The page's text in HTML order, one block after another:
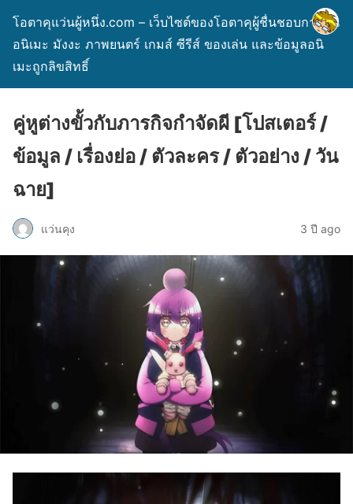
โอตาคุแว่นผู้หนึ่ง.com – เว็บไซต์ของโอตาคุผู้ชื่นชอบการ์ตูน
อนิเมะ มังงะ ภาพยนตร์ เกมส์ ซีรีส์ ของเล่น และข้อมูลอนิ
เมะถูกลิขสิทธิ์
คู่หูต่างขั้วกับภารกิจกำจัดผี [โปสเตอร์ /
ข้อมูล / เรื่องย่อ / ตัวละคร / ตัวอย่าง / วัน
ฉาย]
แว่นคุง 3 ปี ago